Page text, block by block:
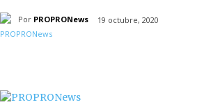
Por PROPRONews 19 octubre, 2020